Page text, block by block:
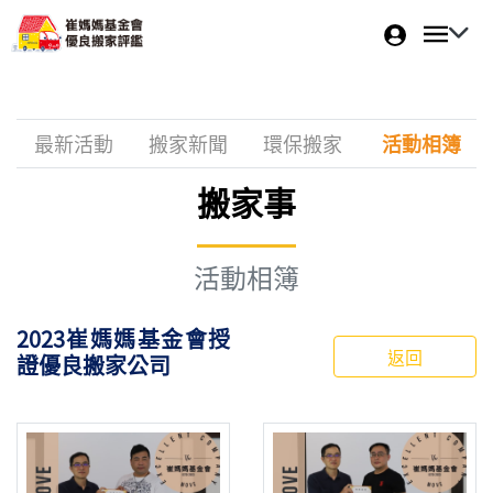
最新活動 搬家新聞 環保搬家 活動相簿
搬家事
活動相簿
2023崔媽媽基金會授
證優良搬家公司
返回